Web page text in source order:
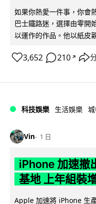
如果你熱愛一件事，你會
巴士鐵路迷，選擇由零開
以運作的作品。他以紙皮
3,652 210 ↗
科技娛樂 生活娛樂
Vin 1 日
iPhone 加速撤
基地 上年組裝
Apple 加速將 iPhone 生